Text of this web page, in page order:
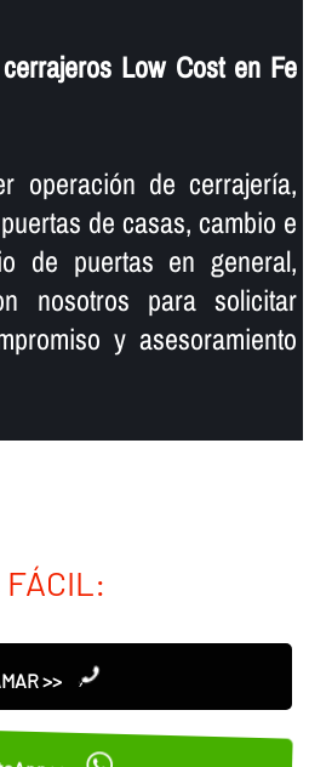
cerrajeros Low Cost en Fe
operación de cerrajerí­a,
de casas, cambio e
de puertas en general,
nosotros para solicitar
y asesoramiento
FÁCIL:
>>